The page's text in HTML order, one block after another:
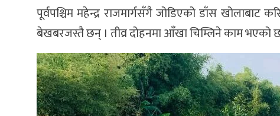
पूर्वपश्चिम महेन्द्र राजमार्गसँगै जोडिएको डाँस
बेखबरजस्तै छन् । तीव्र दोहनमा आँखा चिम्लिने काम भएको